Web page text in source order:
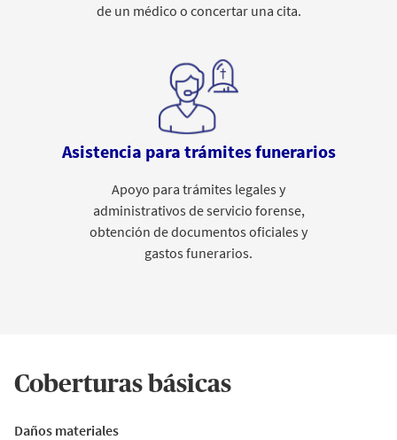
de un médico o concertar una cita.
Asistencia para trámites funerarios
Apoyo para trámites legales y
administrativos de servicio forense,
obtención de documentos oficiales y
gastos funerarios.
Coberturas básicas
Daños materiales